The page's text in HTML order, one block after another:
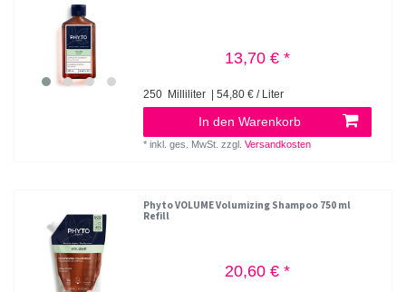
13,70 € *
250 Milliliter | 54,80 € / Liter
In den Warenkorb
*inkl. ges. MwSt. zzgl.Versandkosten
Phyto VOLUME Volumizing Shampoo 750 ml
Refill
20,60 € *